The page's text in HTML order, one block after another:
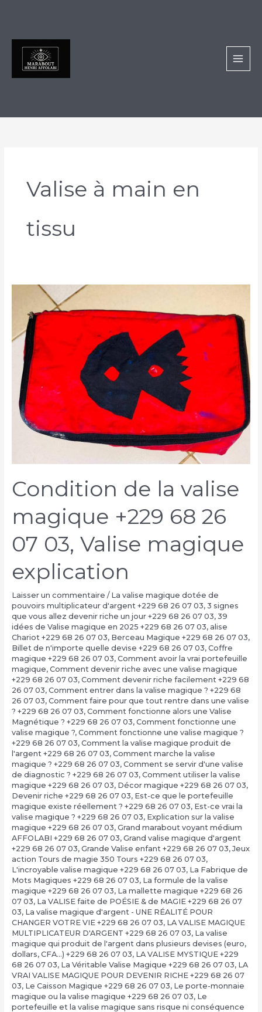
Valise à main en
tissu
Condition de la valise
magique +229 68 26
07 03, Valise magique
explication
Laisser un commentaire / La valise magique dotée de
pouvoirs multiplicateur d'argent +229 68 26 07 03, 3 signes
que vous allez devenir riche un jour +229 68 26 07 03, 39
idées de Valise magique en 2025 +229 68 26 07 03, alise
Chariot +229 68 26 07 03, Berceau Magique +229 68 26 07 03,
Billet de n'importe quelle devise +229 68 26 07 03, Coffre
magique +229 68 26 07 03, Comment avoir la vrai portefeuille
magique, Comment devenir riche avec une valise magique
+229 68 26 07 03, Comment devenir riche facilement +229 68
26 07 03, Comment entrer dans la valise magique ? +229 68
26 07 03, Comment faire pour que tout rentre dans une valise
? +229 68 26 07 03, Comment fonctionne alors une Valise
Magnétique ? +229 68 26 07 03, Comment fonctionne une
valise magique ?, Comment fonctionne une valise magique ?
+229 68 26 07 03, Comment la valise magique produit de
l'argent +229 68 26 07 03, Comment marche la valise
magique ? +229 68 26 07 03, Comment se servir d'une valise
de diagnostic ? +229 68 26 07 03, Comment utiliser la valise
magique +229 68 26 07 03, Décor magique +229 68 26 07 03,
Devenir riche +229 68 26 07 03, Est-ce que le portefeuille
magique existe réellement ? +229 68 26 07 03, Est-ce vrai la
valise magique ? +229 68 26 07 03, Explication sur la valise
magique +229 68 26 07 03, Grand marabout voyant médium
AFFOLABI +229 68 26 07 03, Grand valise magique d'argent
+229 68 26 07 03, Grande Valise enfant +229 68 26 07 03, Jeux
action Tours de magie 350 Tours +229 68 26 07 03,
L'incroyable valise magique +229 68 26 07 03, La Fabrique de
Mots Magiques +229 68 26 07 03, La formule de la valise
magique +229 68 26 07 03, La mallette magique +229 68 26
07 03, La VALISE faite de POÉSIE & de MAGIE +229 68 26 07
03, La valise magique d'argent - UNE RÉALITÉ POUR
CHANGER VOTRE VIE +229 68 26 07 03, LA VALISE MAGIQUE
MULTIPLICATEUR D'ARGENT +229 68 26 07 03, La valise
magique qui produit de l'argent dans plusieurs devises (euro,
dollars, CFA…) +229 68 26 07 03, LA VALISE MYSTIQUE +229
68 26 07 03, La Véritable Valise Magique +229 68 26 07 03, LA
VRAI VALISE MAGIQUE POUR DEVENIR RICHE +229 68 26 07
03, Le Caisson Magique +229 68 26 07 03, Le porte-monnaie
magique ou la valise magique +229 68 26 07 03, Le
portefeuille et la valise magique sans risque ni conséquence